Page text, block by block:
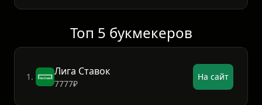
Топ 5 букмекеров
1. Лига Ставок
7777₽
На сайт